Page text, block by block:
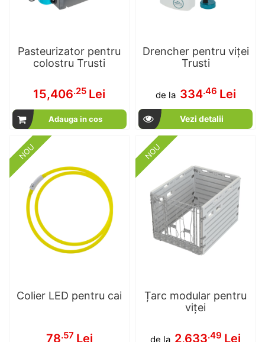
Pasteurizator pentru
colostru Trusti
15,406.25 Lei
Adauga in cos
Drencher pentru viței
Trusti
de la 334.46 Lei
Vezi detalii
NOU
Colier LED pentru cai
78.57 Lei
NOU
Țarc modular pentru
viței
de la 2,633.49 Lei